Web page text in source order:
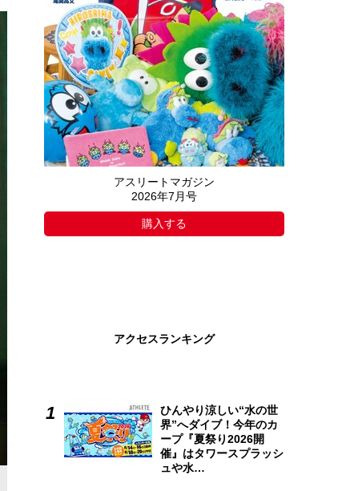
アスリートマガジン
2026年7月号
購入する
アクセスランキング
ひんやり涼しい“水の世
界”へダイブ！今年のカ
ープ『夏祭り2026開
催』はタワースプラッシ
ュや水…